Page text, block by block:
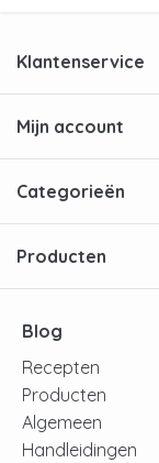
Klantenservice
Mijn account
Categorieën
Producten
Blog
Recepten
Producten
Algemeen
Handleidingen